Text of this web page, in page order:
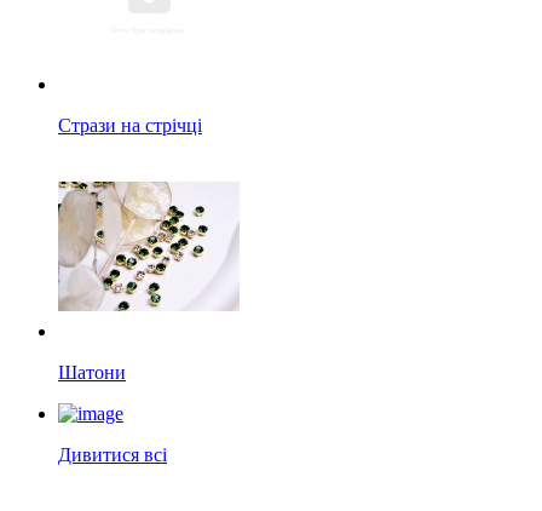
Стрази на стрічці
Шатони
Дивитися всі